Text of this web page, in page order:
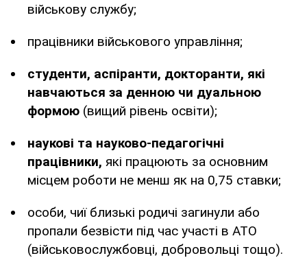
військову службу;
працівники військового управління;
студенти, аспіранти, докторанти, які
навчаються за денною чи дуальною
формою (вищий рівень освіти);
наукові та науково-педагогічні
працівники, які працюють за основним
місцем роботи не менш як на 0,75 ставки;
особи, чиї близькі родичі загинули або
пропали безвісти під час участі в АТО
(військовослужбовці, добровольці тощо).